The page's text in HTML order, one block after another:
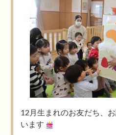
12月生まれのお友だち、
います